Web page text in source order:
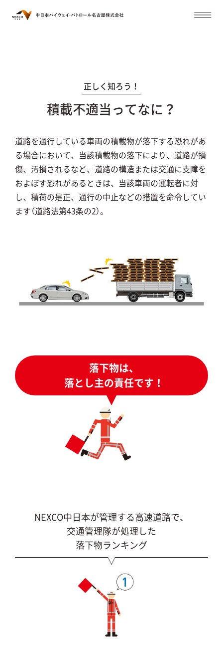
正しく知ろう！
積載不適当ってなに？
道路を通行している車両の積載物が落下する恐れがあ
る場合において、当該積載物の落下により、道路が損
傷、汚損されるなど、道路の構造または交通に支障を
およぼす恐れがあるときは、当該車両の運転者に対
し、積荷の是正、通行の中止などの措置を命令してい
ます（道路法第43条の2）。
落下物は、
落とし主の責任です！
NEXCO中日本が管理する高速道路で、
交通管理隊が処理した
落下物ランキング